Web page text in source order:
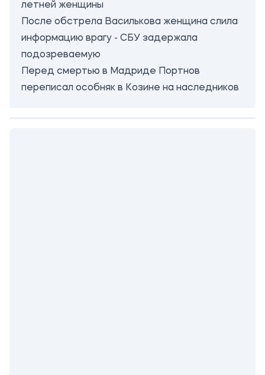
летней женщины
После обстрела Василькова женщина слила
информацию врагу - СБУ задержала
подозреваемую
Перед смертью в Мадриде Портнов
переписал особняк в Козине на наследников